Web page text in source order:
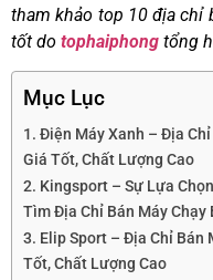
tham khảo top 10 địa chỉ
tốt do tophaiphong tổng
Mục Lục
1. Điện Máy Xanh – Địa
Giá Tốt, Chất Lượng Cao
2. Kingsport – Sự Lựa
Tìm Địa Chỉ Bán Máy Chạy
3. Elip Sport – Địa Chỉ Bán
Tốt, Chất Lượng Cao